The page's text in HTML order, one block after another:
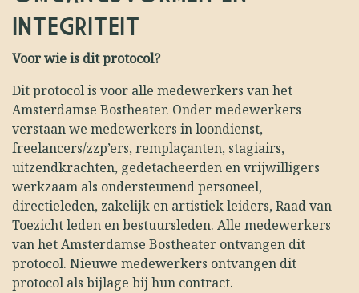
INTEGRITEIT
Voor wie is dit protocol?
Dit protocol is voor alle medewerkers van het
Amsterdamse Bostheater. Onder medewerkers
verstaan we medewerkers in loondienst,
freelancers/zzp’ers, remplaçanten, stagiairs,
uitzendkrachten, gedetacheerden en vrijwilligers
werkzaam als ondersteunend personeel,
directieleden, zakelijk en artistiek leiders, Raad van
Toezicht leden en bestuursleden. Alle medewerkers
van het Amsterdamse Bostheater ontvangen dit
protocol. Nieuwe medewerkers ontvangen dit
protocol als bijlage bij hun contract.